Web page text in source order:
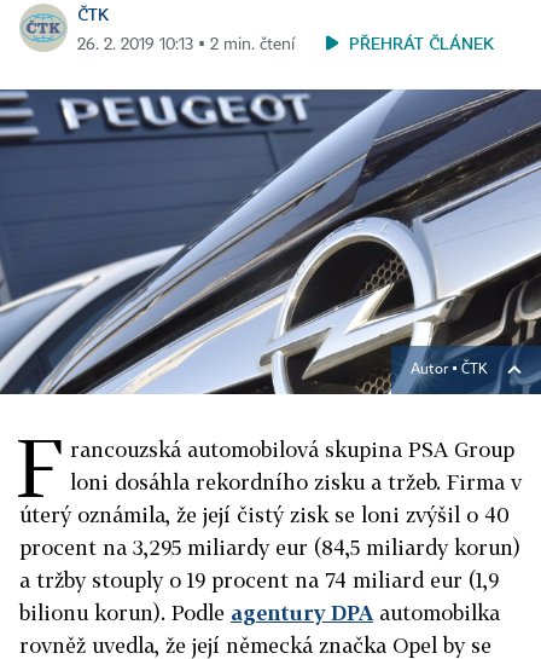
ČTK
26. 2. 2019 10:13 ▪ 2 min. čtení PŘEHRÁT ČLÁNEK
Autor ▪ ČTK
F rancouzská automobilová skupina PSA Group
loni dosáhla rekordního zisku a tržeb. Firma v
úterý oznámila, že její čistý zisk se loni zvýšil o 40
procent na 3,295 miliardy eur (84,5 miliardy korun)
a tržby stouply o 19 procent na 74 miliard eur (1,9
bilionu korun). Podle agentury DPA automobilka
rovněž uvedla, že její německá značka Opel by se